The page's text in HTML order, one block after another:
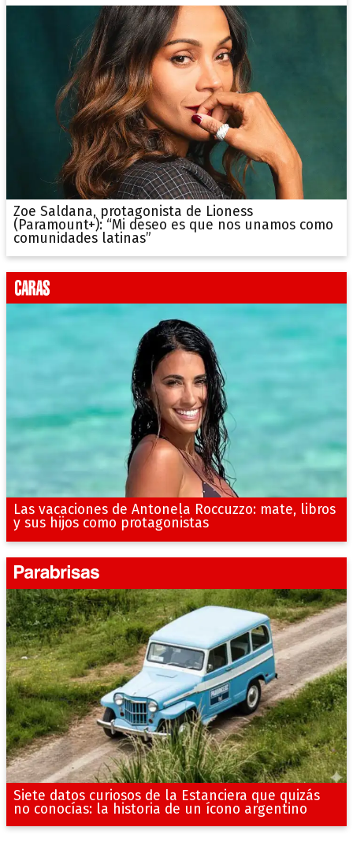
Zoe Saldana, protagonista de Lioness
(Paramount+): “Mi deseo es que nos unamos como
comunidades latinas”
Las vacaciones de Antonela Roccuzzo: mate, libros
y sus hijos como protagonistas
Siete datos curiosos de la Estanciera que quizás
no conocías: la historia de un ícono argentino